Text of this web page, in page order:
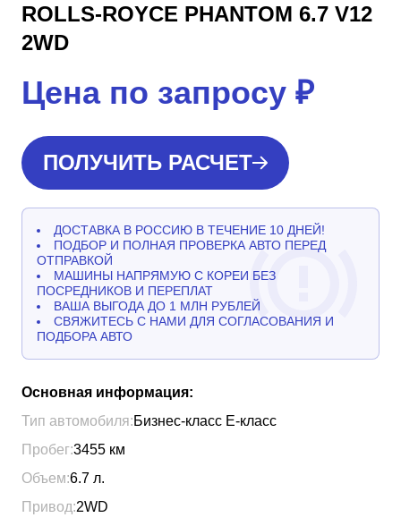
ROLLS-ROYCE PHANTOM 6.7 V12
2WD
Цена по запросу ₽
ПОЛУЧИТЬ РАСЧЕТ
ДОСТАВКА В РОССИЮ В ТЕЧЕНИЕ 10 ДНЕЙ!
ПОДБОР И ПОЛНАЯ ПРОВЕРКА АВТО ПЕРЕД
ОТПРАВКОЙ
МАШИНЫ НАПРЯМУЮ С КОРЕИ БЕЗ
ПОСРЕДНИКОВ И ПЕРЕПЛАТ
ВАША ВЫГОДА ДО 1 МЛН РУБЛЕЙ
СВЯЖИТЕСЬ С НАМИ ДЛЯ СОГЛАСОВАНИЯ И
ПОДБОРА АВТО
Основная информация:
Тип автомобиля:Бизнес-класс Е-класс
Пробег:3455 км
Объем:6.7 л.
Привод:2WD